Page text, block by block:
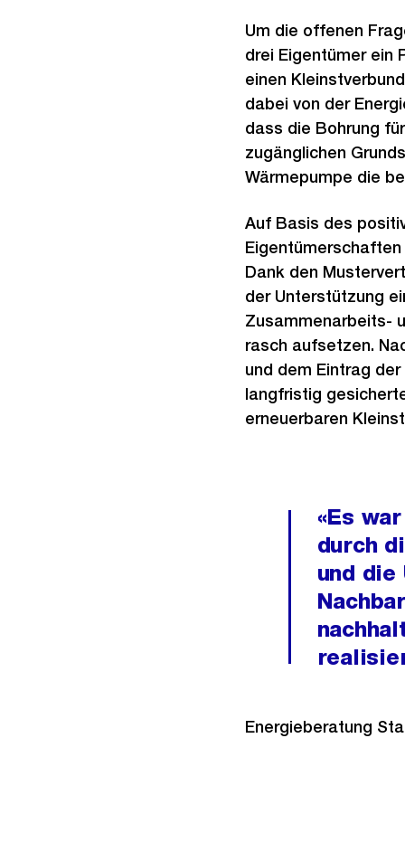
Um die offenen
drei Eigentümer ein
einen
dabei von der
dass die Bohrung
zugänglichen
Wärmepumpe die
Auf Basis des
Dank den
der Unterstützung
Zusammenarbeits-
rasch aufsetzen.
und dem Eintrag
langfristig
erneuerbaren
«Es
durch
und die
Energieberatung